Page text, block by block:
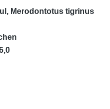
Merodontotus tigrinus